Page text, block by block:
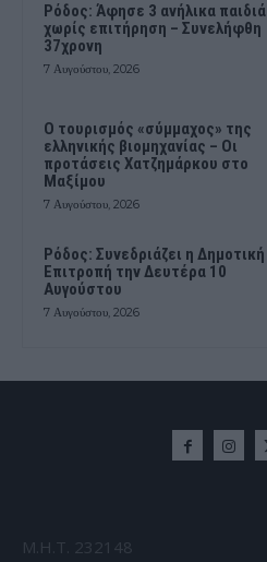
Ρόδος: Άφησε 3 ανήλικα παιδιά
χωρίς επιτήρηση – Συνελήφθη
37χρονη
7 Αυγούστου, 2026
Ο τουρισμός «σύμμαχος» της
ελληνικής βιομηχανίας – Οι
προτάσεις Χατζημάρκου στο
Μαξίμου
7 Αυγούστου, 2026
Ρόδος: Συνεδριάζει η Δημοτική
Επιτροπή την Δευτέρα 10
Αυγούστου
7 Αυγούστου, 2026
Μ.Η.Τ. 232148